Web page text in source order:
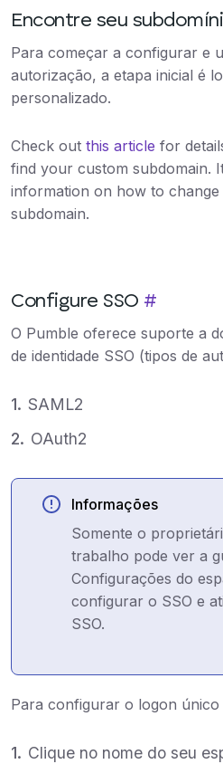
Encontre seu
Para começar a configurar e
autorização, a etapa inicial é
personalizado.
Check out this article for
find your custom subdomain.
information on how to change
subdomain.
Configure SSO #
O Pumble oferece suporte a
de identidade SSO (tipos de
SAML2
OAuth2
Informações
Somente o
trabalho pode ver a
Configurações do
configurar o SSO e
SSO.
Para configurar o logon único
Clique no nome do seu